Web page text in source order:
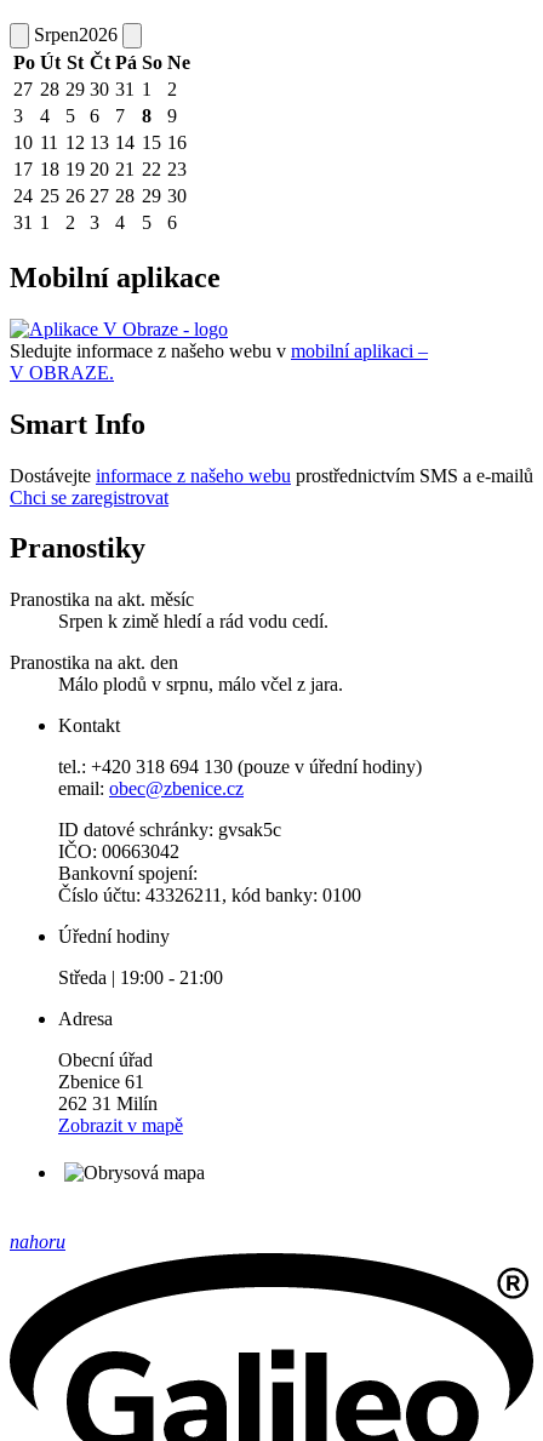
Srpen2026
Po Út St Čt Pá So Ne
27 28 29 30 31 1
2
3
4 5 6 7 8
9
10 11 12 13 14 15 16
17 18 19 20 21 22 23
24 25 26 27 28 29 30
31 1 2 3 4 5 6
Mobilní aplikace
Sledujte informace z našeho webu v mobilní aplikaci –
V OBRAZE.
Smart Info
Dostávejte informace z našeho webu prostřednictvím SMS a e-mailů
Chci se zaregistrovat
Pranostiky
Pranostika na akt. měsíc
Srpen k zimě hledí a rád vodu cedí.
Pranostika na akt. den
Málo plodů v srpnu, málo včel z jara.
Kontakt
tel.: +420 318 694 130 (pouze v úřední hodiny)
email: obec@zbenice.cz
ID datové schránky: gvsak5c
IČO: 00663042
Bankovní spojení:
Číslo účtu: 43326211, kód banky: 0100
Úřední hodiny
Středa | 19:00 - 21:00
Adresa
Obecní úřad
Zbenice 61
262 31 Milín
Zobrazit v mapě
nahoru